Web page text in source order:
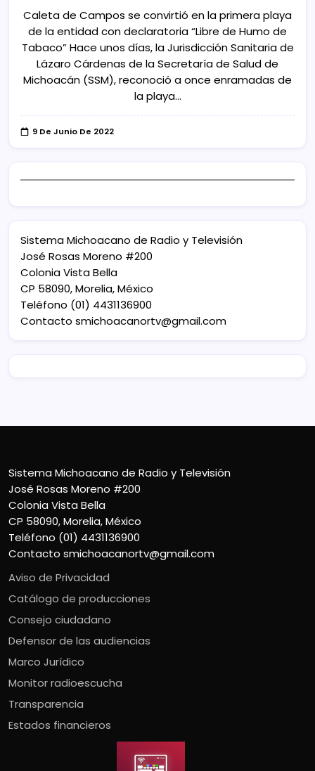
Caleta de Campos se convirtió en la primera playa
de la entidad con declaratoria “Libre de Humo de
Tabaco” Hace unos días, la Jurisdicción Sanitaria de
Lázaro Cárdenas de la Secretaría de Salud de
Michoacán (SSM), reconoció a once enramadas de
la playa…
9 De Junio De 2022
Sistema Michoacano de Radio y Televisión
José Rosas Moreno #200
Colonia Vista Bella
CP 58090, Morelia, México
Teléfono (01) 4431136900
Contacto smichoacanortv@gmail.com
Sistema Michoacano de Radio y Televisión
José Rosas Moreno #200
Colonia Vista Bella
CP 58090, Morelia, México
Teléfono (01) 4431136900
Contacto smichoacanortv@gmail.com
Aviso de Privacidad
Catálogo de producciones
Consejo ciudadano
Defensor de las audiencias
Marco Jurídico
Monitor radioescucha
Transparencia
Estados financieros